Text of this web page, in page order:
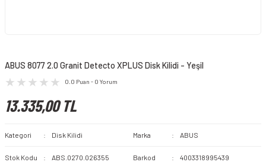
ABUS 8077 2.0 Granit Detecto XPLUS Disk Kilidi - Yeşil
0.0 Puan - 0 Yorum
13.335,00 TL
Kategori Disk Kilidi Marka ABUS
Stok Kodu ABS.0270.026355
Barkod
4003318995439